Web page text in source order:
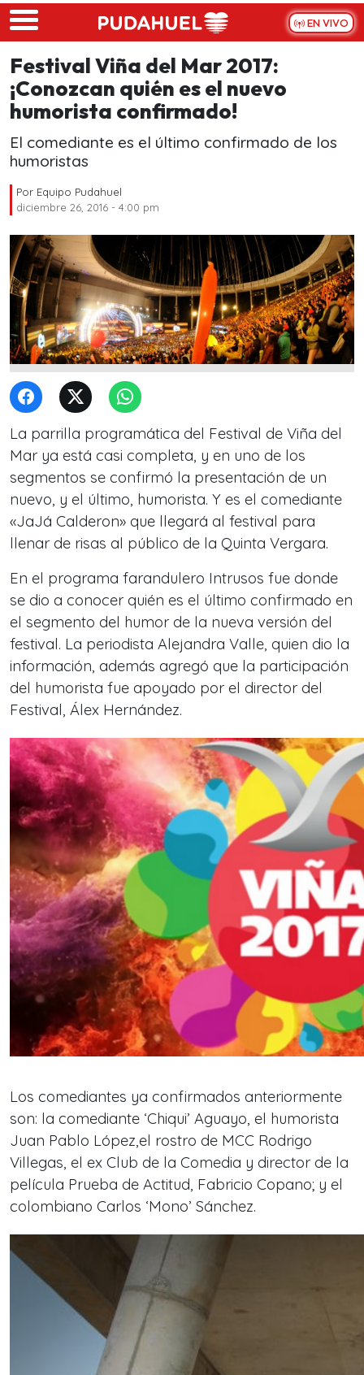
Skip to main content
EN VIVO
Festival Viña del Mar 2017:
¡Conozcan quién es el nuevo
humorista confirmado!
El comediante es el último confirmado de los
humoristas
Por Equipo Pudahuel
diciembre 26, 2016 - 4:00 pm
La parrilla programática del Festival de Viña del
Mar ya está casi completa, y en uno de los
segmentos se confirmó la presentación de un
nuevo, y el último, humorista. Y es el comediante
«JaJá Calderon» que llegará al festival para
llenar de risas al público de la Quinta Vergara.
En el programa farandulero Intrusos fue donde
se dio a conocer quién es el último confirmado en
el segmento del humor de la nueva versión del
festival. La periodista Alejandra Valle, quien dio la
información, además agregó que la participación
del humorista fue apoyado por el director del
Festival, Álex Hernández.
Los comediantes ya confirmados anteriormente
son: la comediante ‘Chiqui’ Aguayo, el humorista
Juan Pablo López,el rostro de MCC Rodrigo
Villegas, el ex Club de la Comedia y director de la
película Prueba de Actitud, Fabricio Copano; y el
colombiano Carlos ‘Mono’ Sánchez.